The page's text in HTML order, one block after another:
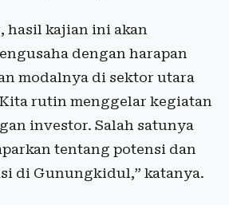
hasil kajian ini akan
dengan harapan
modalnya di sektor utara
rutin menggelar kegiatan
investor. Salah satunya
tentang potensi dan
di Gunungkidul,” katanya.